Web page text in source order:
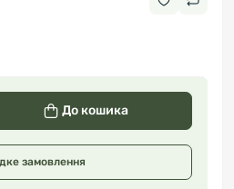
До кошика
замовлення